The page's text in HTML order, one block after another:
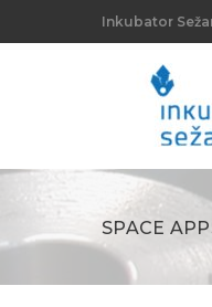
Inkubator
SPACE